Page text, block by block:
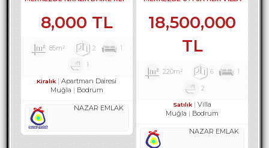
8,000 TL
85m² 2 1
1
Kiralık
Apartman Dairesi
Muğla
Bodrum
NAZAR EMLAK
18,500,000
TL
220m² 6 1
2
Satılık
Villa
Muğla
Bodrum
NAZAR EMLAK